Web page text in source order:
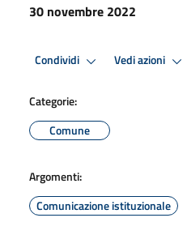
30 novembre 2022
Condividi Vedi azioni
Categorie:
Comune
Argomenti:
Comunicazione istituzionale